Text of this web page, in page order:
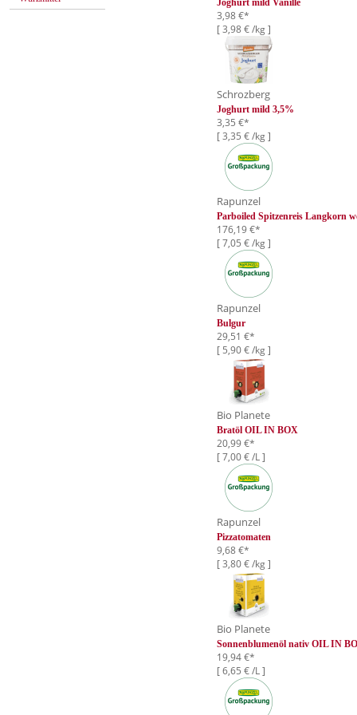
Joghurt mild Vanille
3,98 €*
[ 3,98 € /kg ]
Schrozberg
Joghurt mild 3,5%
3,35 €*
[ 3,35 € /kg ]
Rapunzel
Parboiled Spitzenreis Langkorn
176,19 €*
[ 7,05 € /kg ]
Rapunzel
Bulgur
29,51 €*
[ 5,90 € /kg ]
Bio Planete
Bratöl OIL IN BOX
20,99 €*
[ 7,00 € /L ]
Rapunzel
Pizzatomaten
9,68 €*
[ 3,80 € /kg ]
Bio Planete
Sonnenblumenöl nativ OIL IN
19,94 €*
[ 6,65 € /L ]